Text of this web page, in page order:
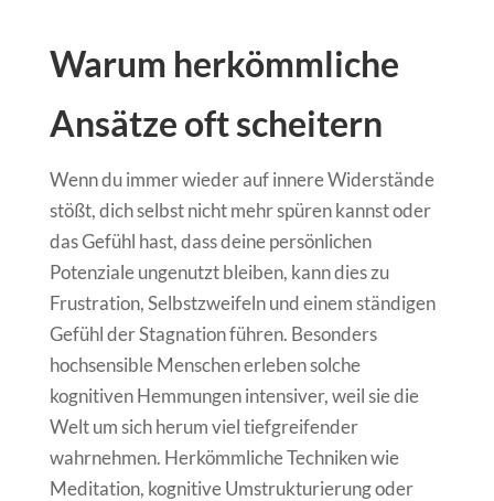
Warum herkömmliche
Ansätze oft scheitern
Wenn du immer wieder auf innere Widerstände
stößt, dich selbst nicht mehr spüren kannst oder
das Gefühl hast, dass deine persönlichen
Potenziale ungenutzt bleiben, kann dies zu
Frustration, Selbstzweifeln und einem ständigen
Gefühl der Stagnation führen. Besonders
hochsensible Menschen erleben solche
kognitiven Hemmungen intensiver, weil sie die
Welt um sich herum viel tiefgreifender
wahrnehmen. Herkömmliche Techniken wie
Meditation, kognitive Umstrukturierung oder